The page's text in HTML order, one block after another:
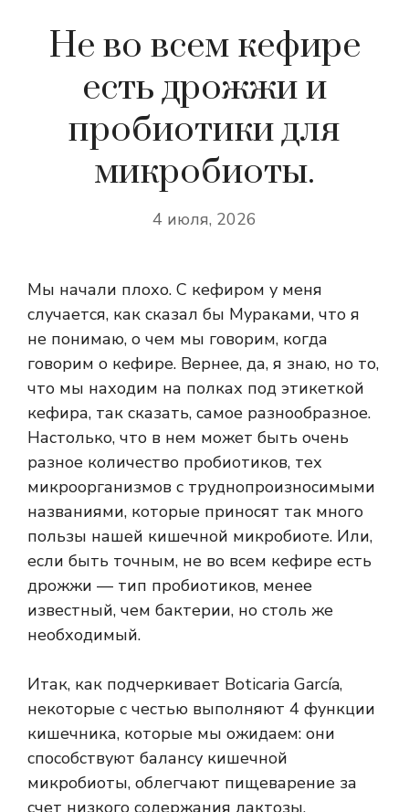
Не во всем кефире
есть дрожжи и
пробиотики для
микробиоты.
4 июля, 2026
Мы начали плохо. С кефиром у меня
случается, как сказал бы Мураками, что я
не понимаю, о чем мы говорим, когда
говорим о кефире. Вернее, да, я знаю, но то,
что мы находим на полках под этикеткой
кефира, так сказать, самое разнообразное.
Настолько, что в нем может быть очень
разное количество пробиотиков, тех
микроорганизмов с труднопроизносимыми
названиями, которые приносят так много
пользы нашей кишечной микробиоте. Или,
если быть точным, не во всем кефире есть
дрожжи — тип пробиотиков, менее
известный, чем бактерии, но столь же
необходимый.
Итак, как подчеркивает Boticaria García,
некоторые с честью выполняют 4 функции
кишечника, которые мы ожидаем: они
способствуют балансу кишечной
микробиоты, облегчают пищеварение за